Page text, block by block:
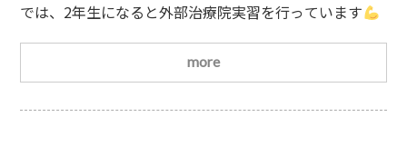
では、2年生になると外部治療院実習を行っています
実施時期は9月中旬と3月初旬の年2回。先日、実習を終
えた学生が報告に来てくれました
療院の先生方から、労いの気持ちを込めた寄せ書き色紙
をいただいたそうです！学生がとても嬉しそうに色紙
more